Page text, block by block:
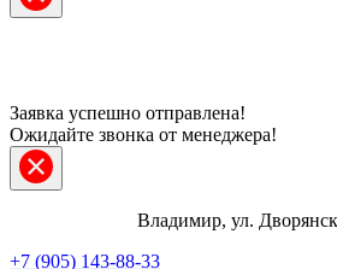
Заявка успешно отправлена!
Ожидайте звонка от менеджера!
Владимир, ул.
+7 (905) 143-88-33